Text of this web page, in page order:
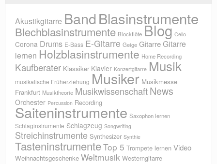
Akustikgitarre BandBlasinstrumente
Blechblasinstrumente Blockflöte Blog Cello
Corona Drums E-Bass E-Gitarre Geige GitarreGitarre
lernen Holzblasinstrumente Home Recording
Kaufberater Klassiker Klavier Konzertgitarre Musik
musikalische Früherziehung Musiker Musikmesse
Frankfurt Musiktheorie MusikwissenschaftNews
Orchester Percussion Recording
Saiteninstrumente Saxophon lernen
Schlaginstrumente Schlagzeug Songwriting
Streichinstrumente Synthesizer Synthie
TasteninstrumenteTop 5 Trompete lernen Video
Weihnachtsgeschenke Weltmusik Westerngitarre